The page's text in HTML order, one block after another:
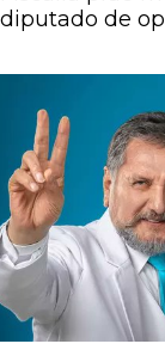
diputado de